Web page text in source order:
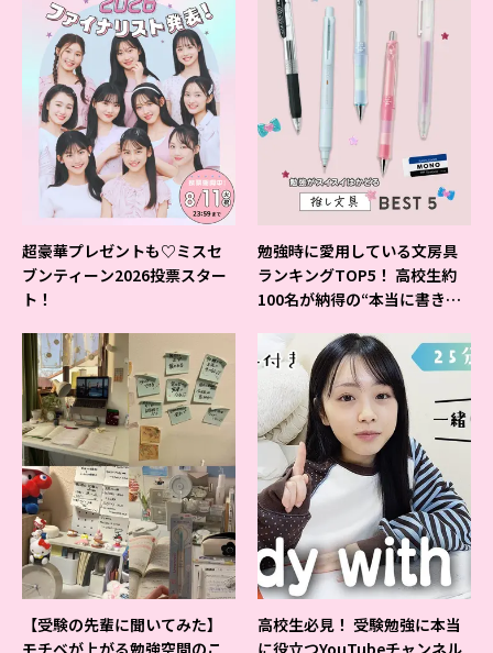
超豪華プレゼントも♡ミスセ
ブンティーン2026投票スター
ト！
勉強時に愛用している文房具
ランキングTOP5！ 高校生約
100名が納得の“本当に書きや
【受験の先輩に聞いてみた】
高校生必見！ 受験勉強に本当